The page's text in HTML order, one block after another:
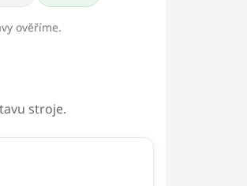
ověříme.
stroje.